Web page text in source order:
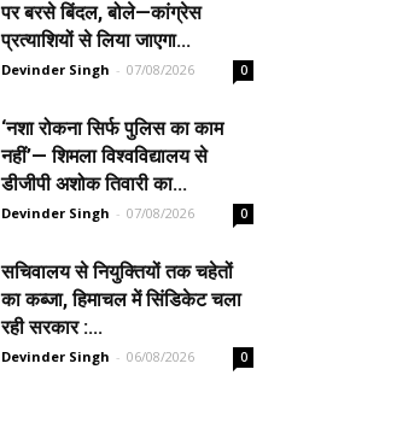
पर बरसे बिंदल, बोले—कांग्रेस
प्रत्याशियों से लिया जाएगा...
Devinder Singh - 07/08/2026 0
‘नशा रोकना सिर्फ पुलिस का काम
नहीं’— शिमला विश्वविद्यालय से
डीजीपी अशोक तिवारी का...
Devinder Singh - 07/08/2026 0
सचिवालय से नियुक्तियों तक चहेतों
का कब्जा, हिमाचल में सिंडिकेट चला
रही सरकार :...
Devinder Singh - 06/08/2026 0